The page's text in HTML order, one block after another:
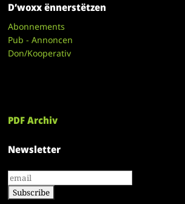
D’woxx ënnerstëtzen
Abonnements
Pub - Annoncen
Don/Kooperativ
PDF Archiv
Newsletter